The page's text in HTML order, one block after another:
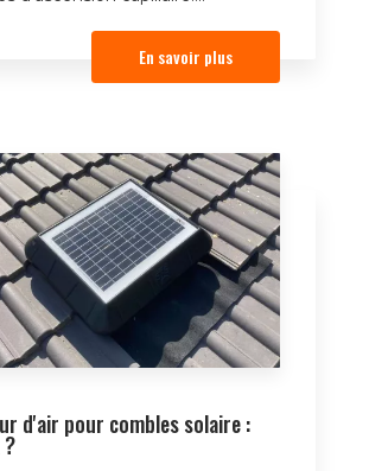
En savoir plus
d'air pour combles solaire :